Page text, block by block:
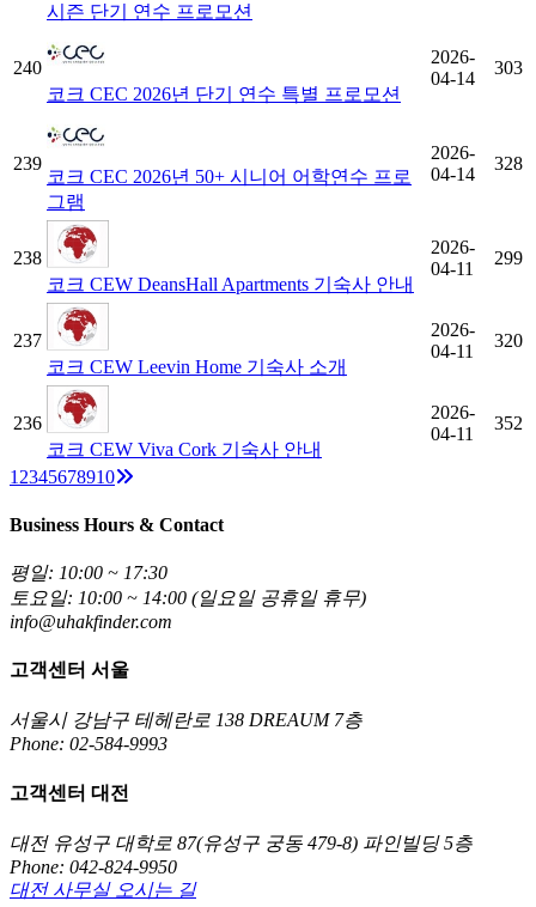
시즌 단기 연수 프로모션
240
코크 CEC 2026년 단기 연수 특별 프로모션
2026-
04-14
303
239
코크 CEC 2026년 50+ 시니어 어학연수 프로
그램
2026-
04-14
328
238
코크 CEW DeansHall Apartments 기숙사 안내
2026-
04-11
299
237
코크 CEW Leevin Home 기숙사 소개
2026-
04-11
320
236
코크 CEW Viva Cork 기숙사 안내
2026-
04-11
352
12345678910Next
Business Hours & Contact
평일: 10:00 ~ 17:30
토요일: 10:00 ~ 14:00 (일요일 공휴일 휴무)
info@uhakfinder.com
고객센터 서울
서울시 강남구 테헤란로 138 DREAUM 7층
Phone: 02-584-9993
고객센터 대전
대전 유성구 대학로 87(유성구 궁동 479-8) 파인빌딩 5층
Phone: 042-824-9950
대전 사무실 오시는 길